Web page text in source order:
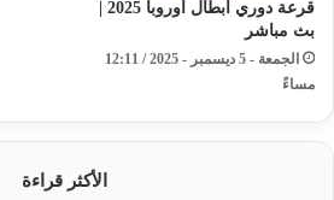
بث مباشر
الجمعة - 5 ديسمبر - 2025 / 12:11
مساءً
الأكثر قراءة